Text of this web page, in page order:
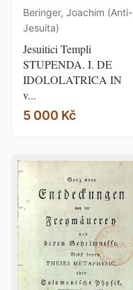
Beringer, Joachim (Anti-
Jesuita)
Jesuitici Templi
STUPENDA. I. DE
IDOLOLATRICA IN
v...
5 000 Kč